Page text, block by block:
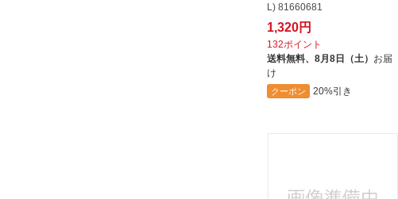
L) 81660681
1,320円
132ポイント
送料無料、 8月8日（土） お届
け
クーポン 20%引き